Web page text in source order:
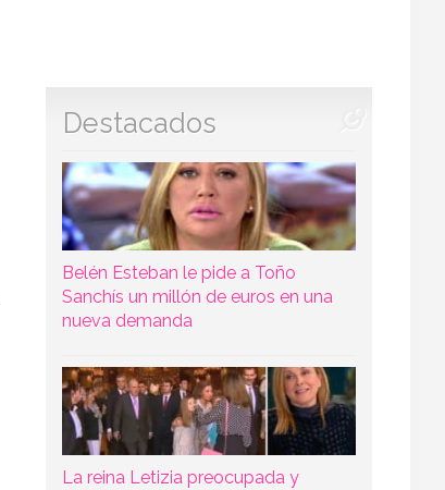
Destacados
Belén Esteban le pide a Toño
Sanchís un millón de euros en una
nueva demanda
La reina Letizia preocupada y